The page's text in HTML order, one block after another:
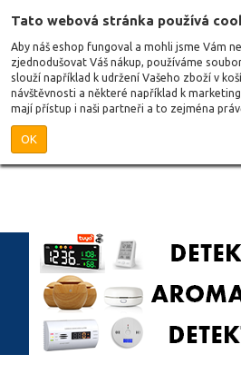
Tato webová stránka používá
Aby náš eshop fungoval a mohli jsme Vám
zjednodušovat Váš nákup, používáme
slouží například k udržení Vašeho zboží v
návštěvnosti a některé například k
mají přístup i naši partneři a to zejména
OK